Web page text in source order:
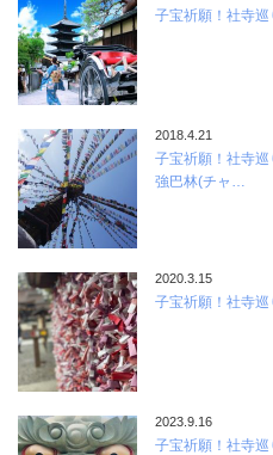
子宝祈願！社寺
2018.4.21
子宝祈願！社寺
強巴林(チャ…
2020.3.15
子宝祈願！社寺
2023.9.16
子宝祈願！社寺